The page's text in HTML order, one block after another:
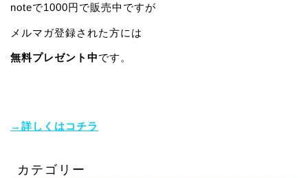
noteで1000円で販売中ですが
メルマガ登録された方には
無料プレゼント中です。
→詳しくはコチラ
カテゴリー